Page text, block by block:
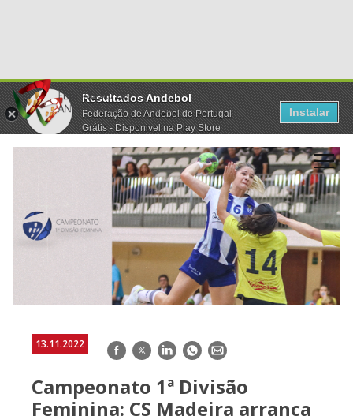
Resultados Andebol
Federação de Andebol de Portugal
Grátis - Disponivel na Play Store
Instalar
13.11.2022 Facebook
TwitterLinkedInWhatsApp
E-
Campeonato 1ª Divisão
Feminina: CS Madeira arranca